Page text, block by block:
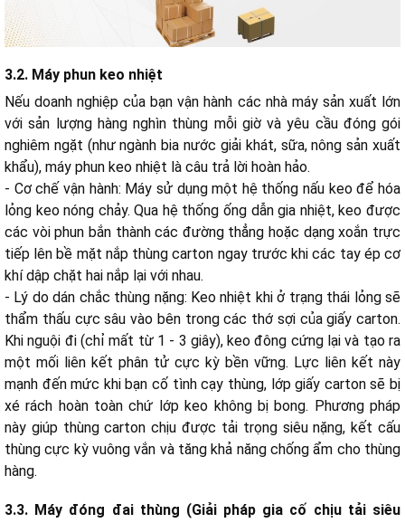
3.2. Máy phun keo nhiệt
Nếu doanh nghiệp của bạn vận hành các nhà máy sản xuất lớn
với sản lượng hàng nghìn thùng mỗi giờ và yêu cầu đóng gói
nghiêm ngặt (như ngành bia nước giải khát, sữa, nông sản xuất
khẩu), máy phun keo nhiệt là câu trả lời hoàn hảo.
- Cơ chế vận hành: Máy sử dụng một hệ thống nấu keo để hóa
lỏng keo nóng chảy. Qua hệ thống ống dẫn gia nhiệt, keo được
các vòi phun bắn thành các đường thẳng hoặc dạng xoắn trực
tiếp lên bề mặt nắp thùng carton ngay trước khi các tay ép cơ
khí dập chặt hai nắp lại với nhau.
- Lý do dán chắc thùng nặng: Keo nhiệt khi ở trạng thái lỏng sẽ
thẩm thấu cực sâu vào bên trong các thớ sợi của giấy carton.
Khi nguội đi (chỉ mất từ 1 - 3 giây), keo đông cứng lại và tạo ra
một mối liên kết phân tử cực kỳ bền vững. Lực liên kết này
mạnh đến mức khi bạn cố tình cạy thùng, lớp giấy carton sẽ bị
xé rách hoàn toàn chứ lớp keo không bị bong. Phương pháp
này giúp thùng carton chịu được tải trọng siêu nặng, kết cấu
thùng cực kỳ vuông vắn và tăng khả năng chống ẩm cho thùng
hàng.
3.3. Máy đóng đai thùng (Giải pháp gia cố chịu tải siêu